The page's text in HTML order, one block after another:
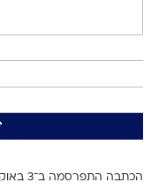
הכתבה התפרסמה ב־3 ב